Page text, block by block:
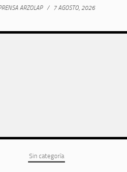
ARZOLAP / 7 AGOSTO, 2026
Sin categoría